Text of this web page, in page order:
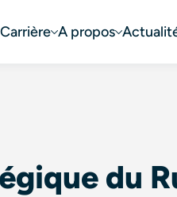
Carrière A propos
du